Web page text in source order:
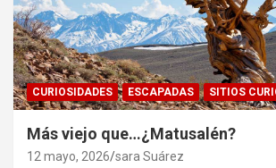
CURIOSIDADES ESCAPADAS SITIOS
Más viejo que…¿Matusalén?
12 mayo, 2026 sara Suárez